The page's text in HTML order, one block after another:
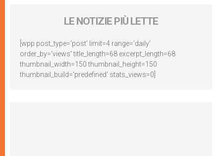
LE NOTIZIE PIÙ LETTE
[wpp post_type='post' limit=4 range='daily'
order_by='views' title_length=68 excerpt_length=68
thumbnail_width=150 thumbnail_height=150
thumbnail_build='predefined' stats_views=0]